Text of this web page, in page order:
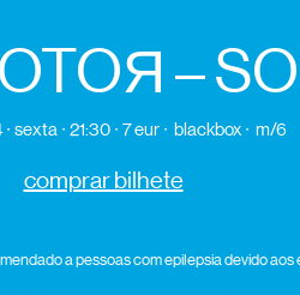
–
sexta 21:30 7 eur blackbox m/6
comprar bilhete
a pessoas com epilepsia devido aos